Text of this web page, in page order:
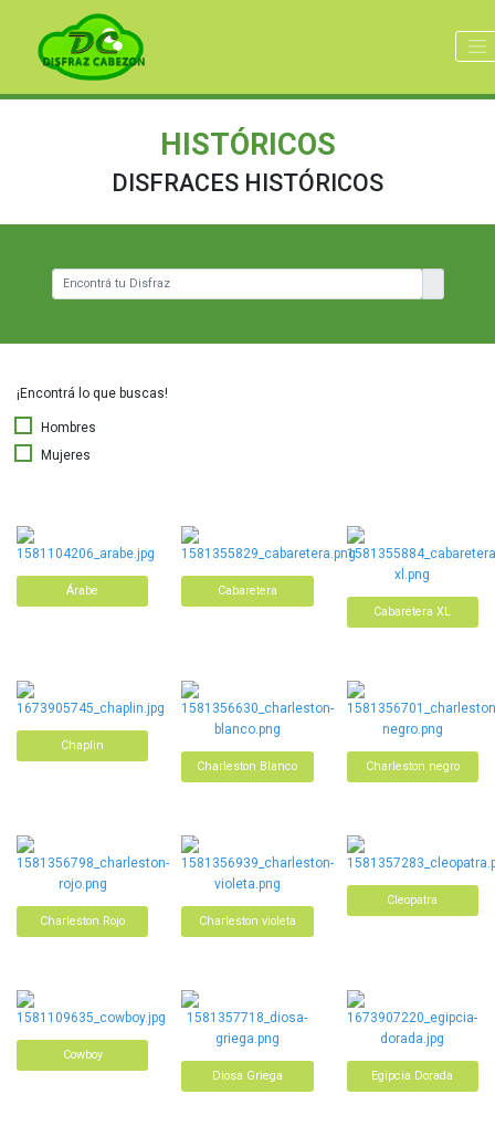
HISTÓRICOS
DISFRACES HISTÓRICOS
¡Encontrá lo que buscas!
Hombres
Mujeres
Árabe
Cabaretera
Cabaretera XL
Chaplin
Charleston Blanco
Charleston negro
Charleston Rojo Charleston violeta
Cleopatra
Cowboy
Diosa Griega
Egipcia Dorada